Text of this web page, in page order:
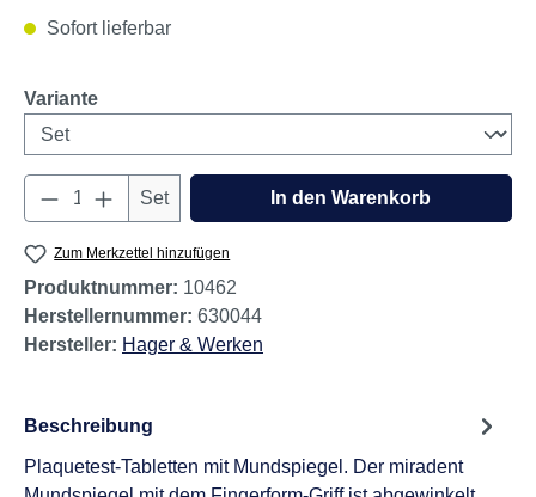
Sofort lieferbar
Varianteauswählen
Produkt Anzahl: Gib den gewünschten
Set In den Warenkorb
Zum Merkzettel hinzufügen
Produktnummer: 10462
Herstellernummer: 630044
Hersteller: Hager & Werken
Beschreibung
Plaquetest-Tabletten mit Mundspiegel. Der miradent